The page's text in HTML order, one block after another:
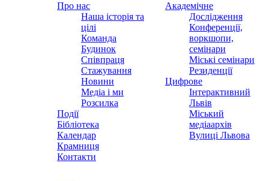
Про нас
Наша історія та
цілі
Команда
Будинок
Співпраця
Стажування
Новини
Медіа і ми
Розсилка
Події
Бібліотека
Календар
Крамниця
Контакти
Академічне
Дослідження
Конференції,
воркшопи,
семінари
Міські семінари
Резиденції
Цифрове
Інтерактивний
Львів
Міський
медіаархів
Вулиці Львова